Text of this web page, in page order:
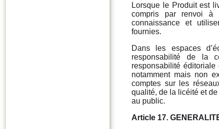
Lorsque le Produit est
compris par renvoi à
connaissance et
fournies.
Dans les espaces
responsabilité de la
responsabilité
notamment mais non
comptes sur les
qualité, de la licéité et
au public.
Article 17.